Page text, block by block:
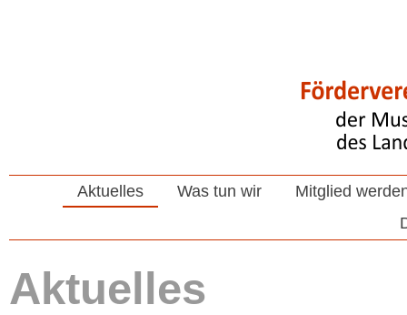
Aktuelles Was tun wir
Mitglied
Aktuelles